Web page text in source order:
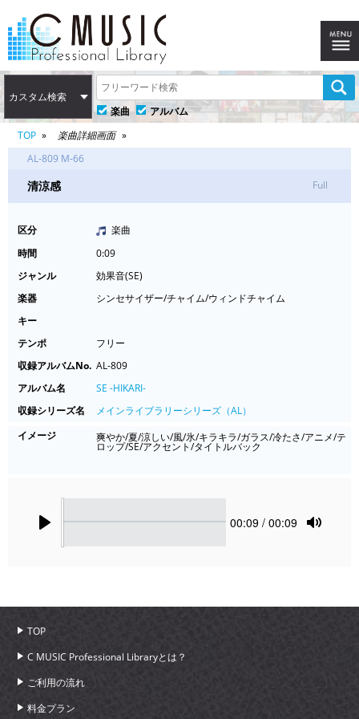
カスタム検索
楽曲
アルバム
TOP
楽曲詳細画面
AL-809 M-66
清涼感 Full
区分
楽曲
時間
0:09
ジャンル
効果音(SE)
楽器
シンセサイザー/チャイム/ウィンドチャイム
キー
テンポ
フリー
収録アルバムNo. AL-809
アルバム名
SE -HIKARI-
収録シリーズ名
メインライブラリーシリーズ（AL）
イメージ
爽やか/夏/涼しい/風/氷/キラキラ/ガラス/冷たさ/アニメ/テ
ロップ/SE/アクセント/タイトルバック
Current
00:09 / 00:09
TOP
C MUSIC Professional Libraryとは？
ご利用の流れ
料金プラン